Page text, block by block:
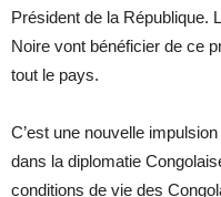
Président de la République.
Noire vont bénéficier de ce
tout le pays.
C’est une nouvelle
dans la diplomatie
conditions de vie des